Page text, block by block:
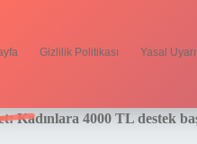
Gizlilik Politikası Yasal Uyarı
Kadınlara 4000 TL destek